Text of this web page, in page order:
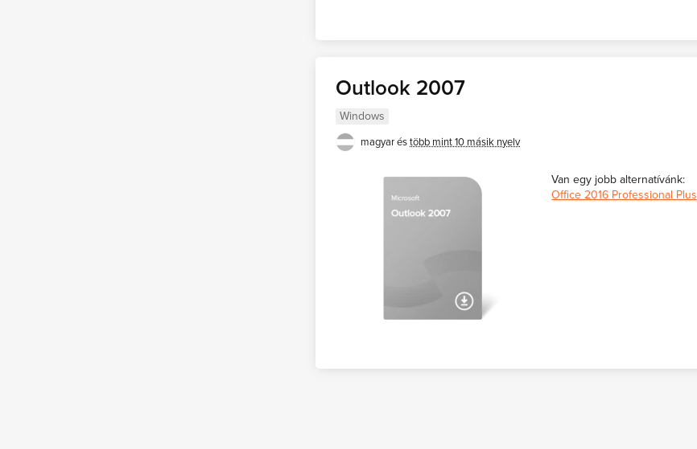
Outlook 2007
Windows
magyar éstöbb mint 10 másik nyelv
Van egy jobb alternatívánk:
Office 2016 Professional Plus